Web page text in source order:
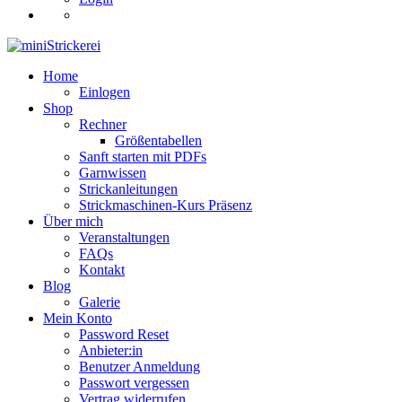
Home
Einlogen
Shop
Rechner
Größentabellen
Sanft starten mit PDFs
Garnwissen
Strickanleitungen
Strickmaschinen-Kurs Präsenz
Über mich
Veranstaltungen
FAQs
Kontakt
Blog
Galerie
Mein Konto
Password Reset
Anbieter:in
Benutzer Anmeldung
Passwort vergessen
Vertrag widerrufen